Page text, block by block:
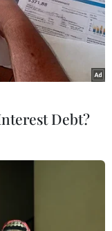
ghi nhận hơn
Debt?